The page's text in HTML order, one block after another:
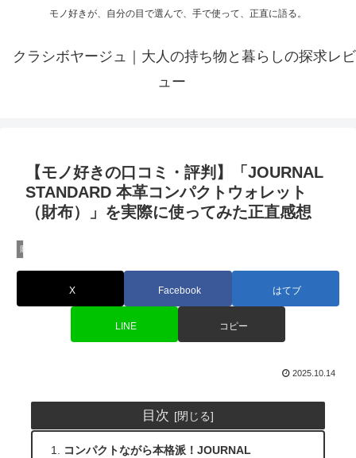
モノ好きが、自分の目で選んで、手で使って、正直に語る。
クラシボヤージュ｜大人の持ち物と暮らしの探求レビ
ュー
【モノ好きの口コミ・評判】「JOURNAL
STANDARD 本革コンパクトウォレット
（財布）」を実際に使ってみた正直感想
財布のレビュー
X Facebook はてブ
LINE コピー
2025.10.14
目次
コンパクトながら本格派！JOURNAL